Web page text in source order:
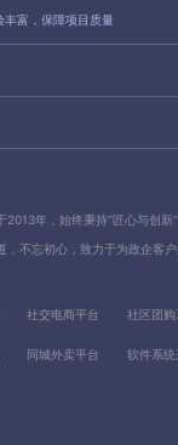
丰富，保障项目质量
年，始终秉持“匠心与创新
不忘初心，致力于为政企客户
社交电商平台 社区团购
同城外卖平台 软件系统